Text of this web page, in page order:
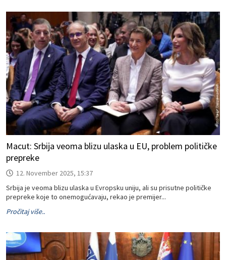
Macut: Srbija veoma blizu ulaska u EU, problem političke
prepreke
12. November 2025, 15:37
Srbija je veoma blizu ulaska u Evropsku uniju, ali su prisutne političke
prepreke koje to onemogućavaju, rekao je premijer...
Pročitaj više..